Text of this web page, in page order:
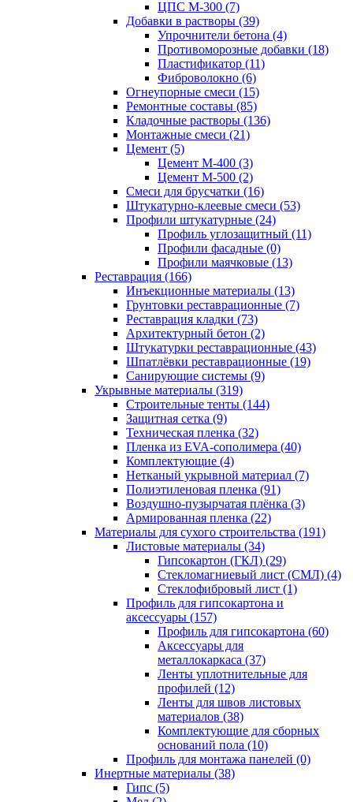
ЦПС М-300 (7)
Добавки в растворы (39)
Упрочнители бетона (4)
Противоморозные добавки (18)
Пластификатор (11)
Фиброволокно (6)
Огнеупорные смеси (15)
Ремонтные составы (85)
Кладочные растворы (136)
Монтажные смеси (21)
Цемент (5)
Цемент М-400 (3)
Цемент М-500 (2)
Смеси для брусчатки (16)
Штукатурно-клеевые смеси (53)
Профили штукатурные (24)
Профиль углозащитный (11)
Профили фасадные (0)
Профили маячковые (13)
Реставрация (166)
Инъекционные материалы (13)
Грунтовки реставрационные (7)
Реставрация кладки (73)
Архитектурный бетон (2)
Штукатурки реставрационные (43)
Шпатлёвки реставрационные (19)
Санирующие системы (9)
Укрывные материалы (319)
Строительные тенты (144)
Защитная сетка (9)
Техническая пленка (32)
Пленка из EVA-сополимера (40)
Комплектующие (4)
Нетканый укрывной материал (7)
Полиэтиленовая пленка (91)
Воздушно-пузырчатая плёнка (3)
Армированная пленка (22)
Материалы для сухого строительства (191)
Листовые материалы (34)
Гипсокартон (ГКЛ) (29)
Стекломагниевый лист (СМЛ) (4)
Cтеклофибровый лист (1)
Профиль для гипсокартона и
аксессуары (157)
Профиль для гипсокартона (60)
Аксессуары для
металлокаркаса (37)
Ленты уплотнительные для
профилей (12)
Ленты для швов листовых
материалов (38)
Комплектующие для сборных
оснований пола (10)
Профиль для монтажа панелей (0)
Инертные материалы (38)
Гипс (5)